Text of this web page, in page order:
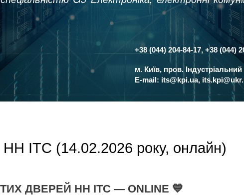
+38 (044) 204-84-17, +38 (044)
м. Київ, пров.
E-mail: its@kpi.ua,
ІТС (14.02.2026 року, онлайн)
ДВЕРЕЙ НН ІТС — ONLINE 💙